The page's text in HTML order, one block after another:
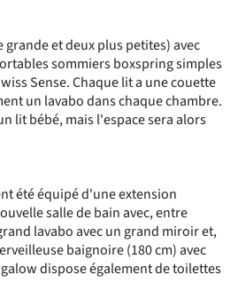
grande et deux plus petites) avec
sommiers boxspring simples
Sense. Chaque lit a une couette
un lavabo dans chaque chambre.
lit bébé, mais l'espace sera alors
été équipé d'une extension
salle de bain avec, entre
lavabo avec un grand miroir et,
baignoire (180 cm) avec
dispose également de toilettes